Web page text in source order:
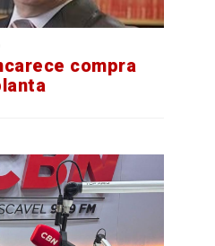
compra